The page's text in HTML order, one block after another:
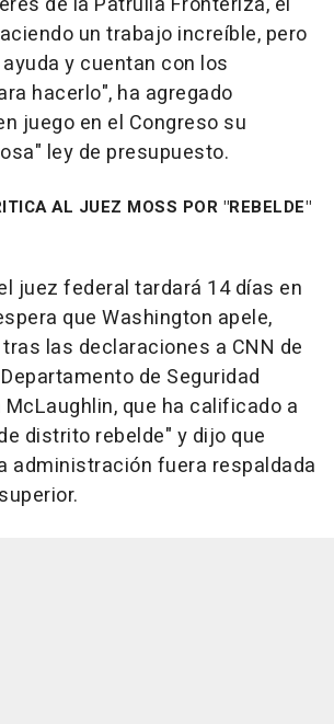
un trabajo increíble, pero
y cuentan con los
hacerlo", ha agregado
juego en el Congreso su
ley de presupuesto.
AL JUEZ MOSS POR "REBELDE"
juez federal tardará 14 días en
que Washington apele,
las declaraciones a CNN de
de Seguridad
que ha calificado a
distrito rebelde" y dijo que
administración fuera respaldada